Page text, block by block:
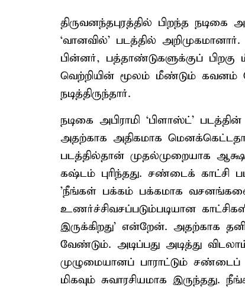
திருவனந்தபுரத்தில் பிறந்த
‘வானவில்’ படத்தில் அறிமுகமானார்.
பின்னர், பத்தாண்டுகளுக்குப் பிறகு
வெற்றியின் மூலம் மீண்டும் கவனம்
நடித்திருந்தார்.
நடிகை அபிராமி ‘பிளாஸ்ட்’
அதற்காக அதிகமாக
படத்தில்தான் முதல்முறையாக
கஷ்டம் புரிந்தது. சண்டைக் காட்சி
'நீங்கள் பக்கம் பக்கமாக வசனங்களைக்
உணர்ச்சிவசப்படும்படியான
இருக்கிறது' என்றேன். அதற்காக
வேண்டும். அடிப்பது அடித்து
முழுமையானப் பாராட்டும் சண்டைப்
மிகவும் சுவாரசியமாக